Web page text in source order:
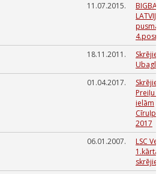
11.07.2015.
18.11.2011.
01.04.2017.
Preiļu
ielām
2017
06.01.2007.
LSC
1.kārta